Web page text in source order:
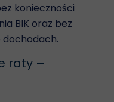
raty –
konieczności
BIK oraz bez
dochodach.